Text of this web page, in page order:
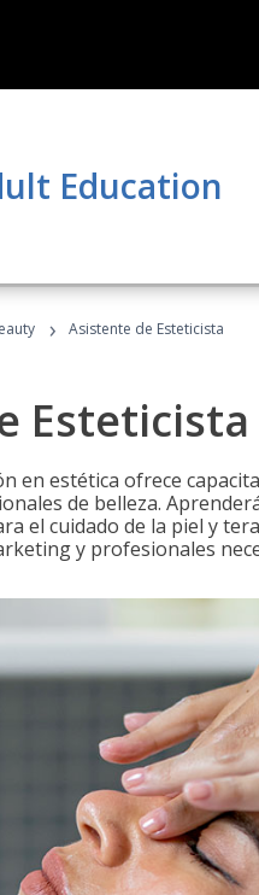
Education
› Asistente de Esteticista
Esteticista
en estética ofrece
de belleza.
el cuidado de la piel y
y profesionales